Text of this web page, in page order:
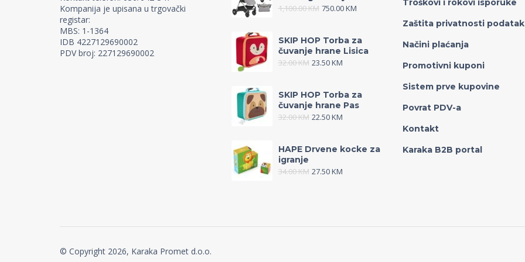
Kompanija je upisana u trgovački
registar:
MBS: 1-1364
IDB 4227129690002
PDV broj: 227129690002
1,100.00KM 750.00KM
SKIP HOP Torba za
čuvanje hrane Lisica
32.00KM 23.50KM
SKIP HOP Torba za
čuvanje hrane Pas
32.00KM 22.50KM
HAPE Drvene kocke za
igranje
34.00KM 27.50KM
Troškovi i rokovi isporuke
Zaštita privatnosti
Načini plaćanja
Promotivni kuponi
Sistem prve kupovine
Povrat PDV-a
Kontakt
Karaka B2B portal
© Copyright 2026, Karaka Promet d.o.o.